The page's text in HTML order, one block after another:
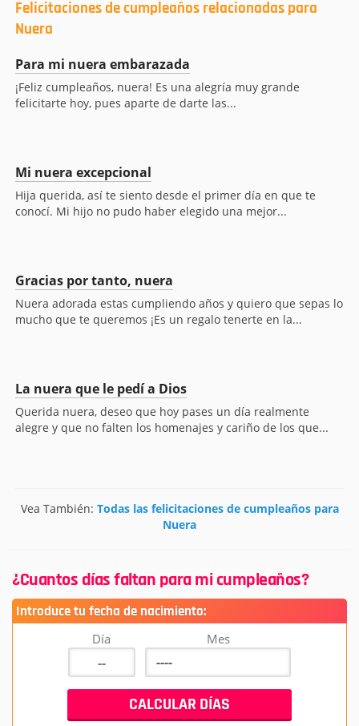
Felicitaciones de cumpleaños relacionadas para
Nuera
Para mi nuera embarazada
¡Feliz cumpleaños, nuera! Es una alegría muy grande
felicitarte hoy, pues aparte de darte las...
Mi nuera excepcional
Hija querida, así te siento desde el primer día en que te
conocí. Mi hijo no pudo haber elegido una mejor...
Gracias por tanto, nuera
Nuera adorada estas cumpliendo años y quiero que sepas lo
mucho que te queremos ¡Es un regalo tenerte en la...
La nuera que le pedí a Dios
Querida nuera, deseo que hoy pases un día realmente
alegre y que no falten los homenajes y cariño de los que...
Vea También: Todas las felicitaciones de cumpleaños para
Nuera
¿Cuantos días faltan para mi cumpleaños?
Introduce tu fecha de nacimiento:
Día Mes